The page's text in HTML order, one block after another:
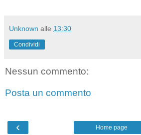
Unknown alle 13:30
Condividi
Nessun commento:
Posta un commento
‹ Home page